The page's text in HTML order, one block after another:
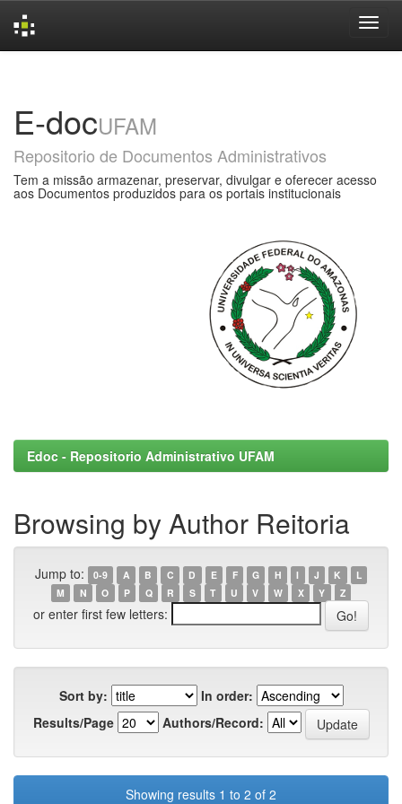
E-docUFAM
Repositorio de Documentos Administrativos
Tem a missão armazenar, preservar, divulgar e oferecer acesso
aos Documentos produzidos para os portais institucionais
Edoc - Repositorio Administrativo UFAM
Browsing by Author Reitoria
Jump to: 0-9 A B C D E F G H I J K
L
M
N O P Q R S T U V W X Y Z
or enter first few letters:
Sort by:
In order:
Results/Page
Authors/Record:
Showing results 1 to 2 of 2